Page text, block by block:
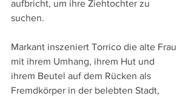
aufbricht, um ihre Ziehtochter zu
suchen.
Markant inszeniert Torrico die alte Frau
mit ihrem Umhang, ihrem Hut und
ihrem Beutel auf dem Rücken als
Fremdkörper in der belebten Stadt,